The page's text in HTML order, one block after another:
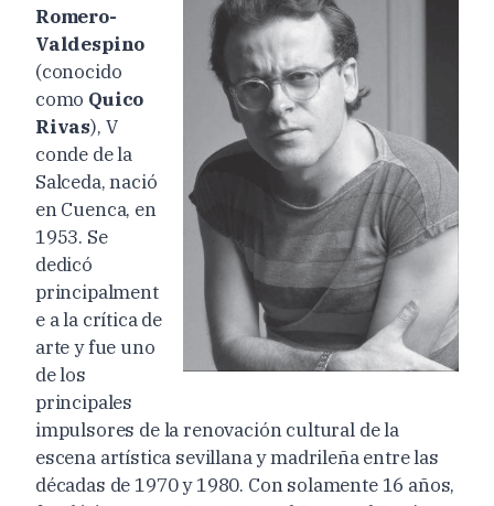
Romero-
Valdespino
(conocido
como Quico
Rivas), V
conde de la
Salceda, nació
en Cuenca, en
1953. Se
dedicó
principalment
e a la crítica de
arte y fue uno
de los
principales
impulsores de la renovación cultural de la
escena artística sevillana y madrileña entre las
décadas de 1970 y 1980. Con solamente 16 años,